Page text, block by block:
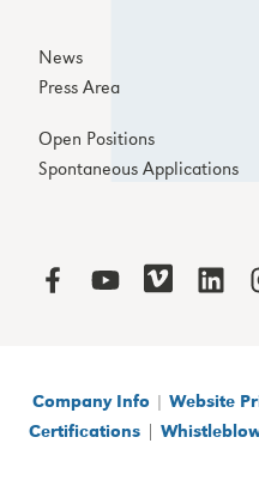
News
Press Area
Open Positions
Spontaneous Applications
Company Info | Website
Certifications|